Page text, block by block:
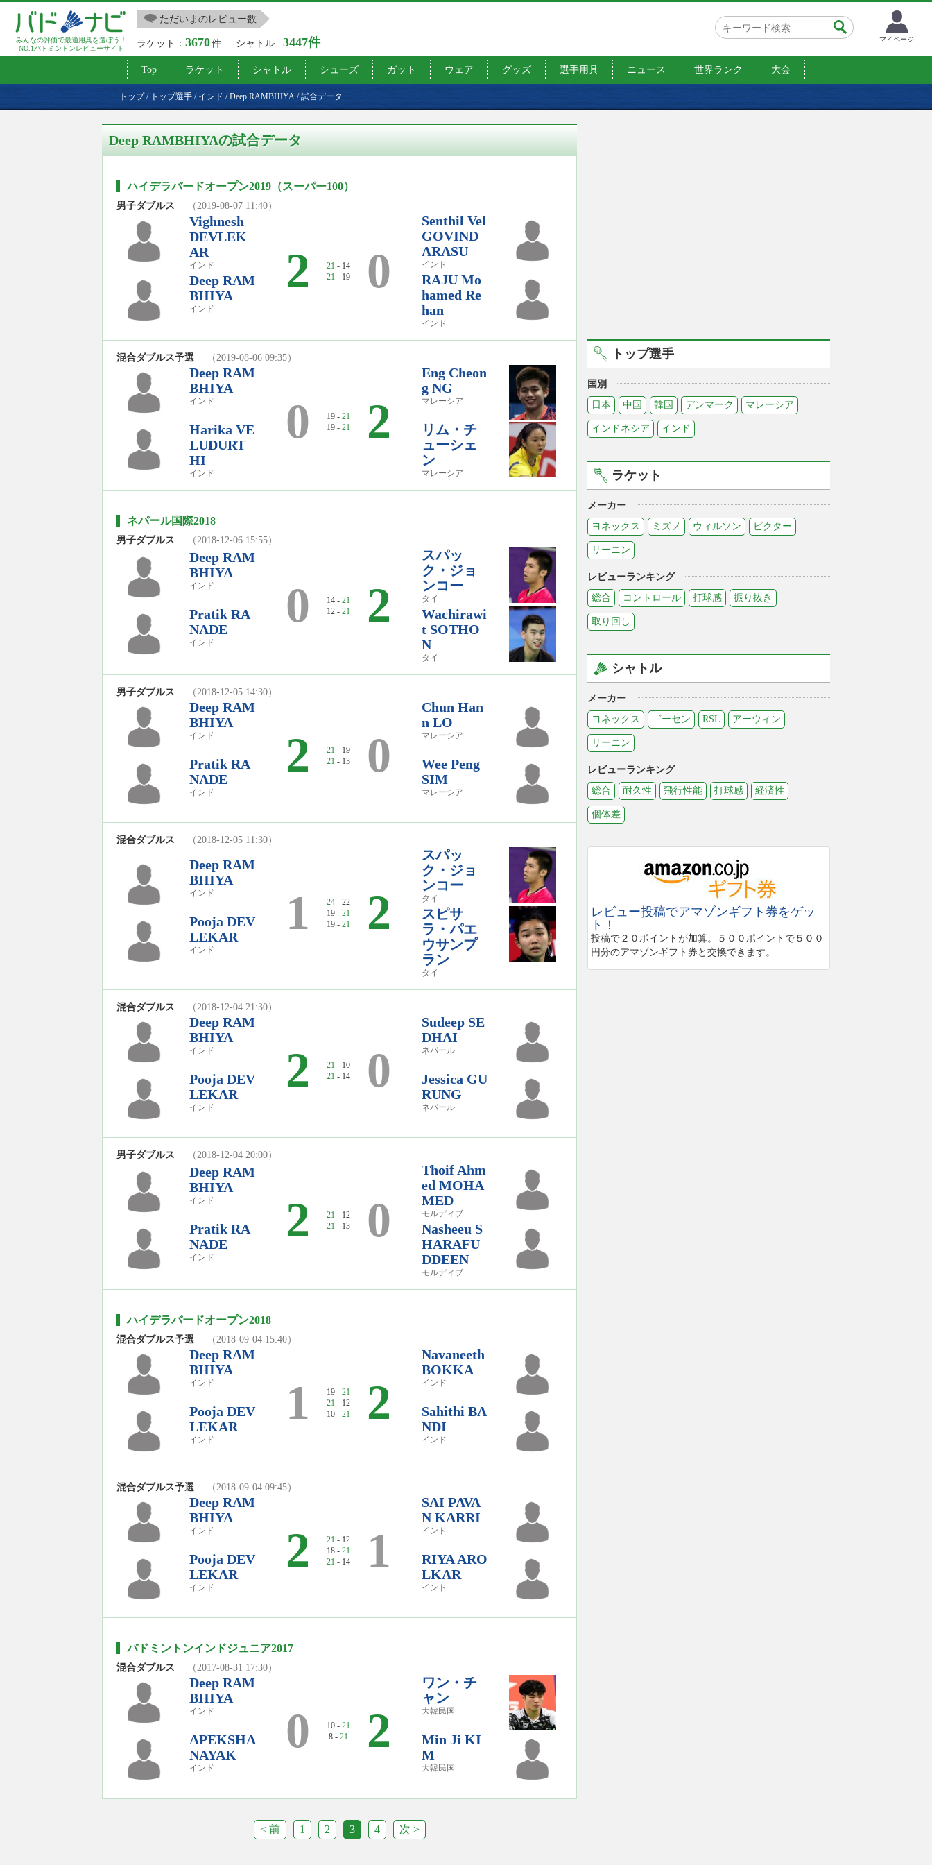
みんなの評価で最適用具を選ぼう！
NO.1バドミントンレビューサイト
ただいまのレビュー数
ラケット：3670件 シャトル :3447件 マイページ
Top ラケット シャトル シューズ ガット ウェア グッズ 選手用具 ニュース 世界ランク 大会
トップ/ トップ選手 / インド /Deep RAMBHIYA /試合データ
Deep RAMBHIYAの試合データ
ハイデラバードオープン2019（スーパー100）
男子ダブルス （2019-08-07 11:40）
Vighnesh
DEVLEK
AR
インド
Deep RAM
BHIYA
インド
2 21 - 14
21 - 19 0
Senthil Vel
GOVIND
ARASU
インド
RAJU Mo
hamed Re
han
インド
混合ダブルス予選 （2019-08-06 09:35）
Deep RAM
BHIYA
インド
Harika VE
LUDURT
HI
インド
0 19 - 21
19 - 21 2
Eng Cheon
g NG
マレーシア
リム・チ
ューシェ
ン
マレーシア
ネパール国際2018
男子ダブルス （2018-12-06 15:55）
Deep RAM
BHIYA
インド
Pratik RA
NADE
インド
0 14 - 21
12 - 21 2
スパッ
ク・ジョ
ンコー
タイ
Wachirawi
t SOTHO
N
タイ
男子ダブルス （2018-12-05 14:30）
Deep RAM
BHIYA
インド
Pratik RA
NADE
インド
2 21 - 19
21 - 13 0
Chun Han
n LO
マレーシア
Wee Peng
SIM
マレーシア
混合ダブルス （2018-12-05 11:30）
Deep RAM
BHIYA
インド
Pooja DEV
LEKAR
インド
1 24 - 22
19 - 21
19 - 21 2
スパッ
ク・ジョ
ンコー
タイ
スピサ
ラ・パエ
ウサンプ
ラン
タイ
混合ダブルス （2018-12-04 21:30）
Deep RAM
BHIYA
インド
Pooja DEV
LEKAR
インド
2 21 - 10
21 - 14 0
Sudeep SE
DHAI
ネパール
Jessica GU
RUNG
ネパール
男子ダブルス （2018-12-04 20:00）
Deep RAM
BHIYA
インド
Pratik RA
NADE
インド
2 21 - 12
21 - 13 0
Thoif Ahm
ed MOHA
MED
モルディブ
Nasheeu S
HARAFU
DDEEN
モルディブ
ハイデラバードオープン2018
混合ダブルス予選 （2018-09-04 15:40）
Deep RAM
BHIYA
インド
Pooja DEV
LEKAR
インド
1 19 - 21
21 - 12
10 - 21 2
Navaneeth
BOKKA
インド
Sahithi BA
NDI
インド
混合ダブルス予選 （2018-09-04 09:45）
Deep RAM
BHIYA
インド
Pooja DEV
LEKAR
インド
2 21 - 12
18 - 21
21 - 14 1
SAI PAVA
N KARRI
インド
RIYA ARO
LKAR
インド
バドミントンインドジュニア2017
混合ダブルス （2017-08-31 17:30）
Deep RAM
BHIYA
インド
APEKSHA
NAYAK
インド
0 10 - 21
8 - 21 2
ワン・チ
ャン
大韓民国
Min Ji KI
M
大韓民国
< 前 1 2 3 4 次 >
トップ選手
国別
日本
中国 韓国 デンマーク マレーシア
インドネシア インド
ラケット
メーカー
ヨネックス
ミズノ ウィルソン ビクター
リーニン
レビューランキング
総合
コントロール 打球感 振り抜き
取り回し
シャトル
メーカー
ヨネックス
ゴーセン RSL アーウィン
リーニン
レビューランキング
総合
耐久性 飛行性能 打球感 経済性
個体差
レビュー投稿でアマゾンギフト券をゲッ
ト！
投稿で２０ポイントが加算。５００ポイントで５００
円分のアマゾンギフト券と交換できます。